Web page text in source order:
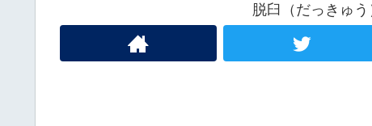
脱臼（だっきゅ